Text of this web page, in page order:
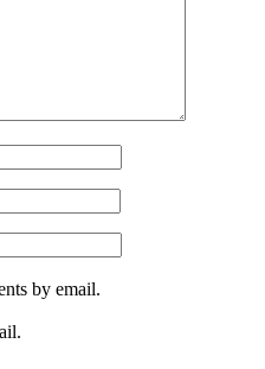
by email.